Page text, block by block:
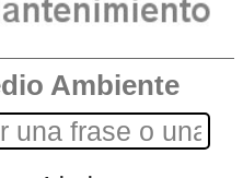
Ambiente